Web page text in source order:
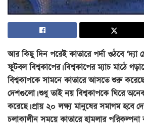
আর কিছু দিন পরেই কাতারে পর্দা ওঠবে ‘দ্যা
ফুটবল বিশ্বকাপের। বিশ্বকাপের ম্যাচ মাঠে
বিশ্বকাপকে সামনে কাতারে আসতে শুরু
দেশগুলো। শুধু তাই নয় বিশ্বকাপকে ঘিরে
করেছে। প্রায় ২০ লক্ষ্য মানুষের সমাগম হবে
চলাকালীন সময়ে কাতারে হামলার